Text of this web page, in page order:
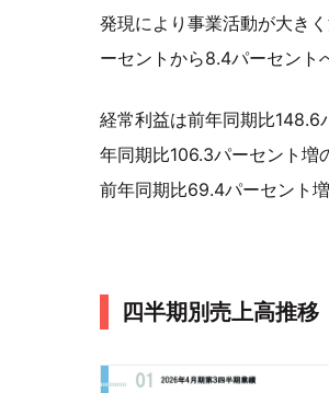
発現により事業活動が大き
ーセントから8.4パーセント
経常利益は前年同期比
年同期比106.3パーセント増
前年同期比69.4パーセント
四半期別売上高推移